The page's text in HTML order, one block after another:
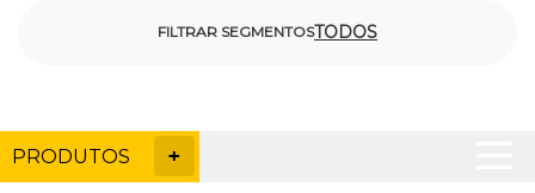
FILTRAR SEGMENTOSTODOS
PRODUTOS